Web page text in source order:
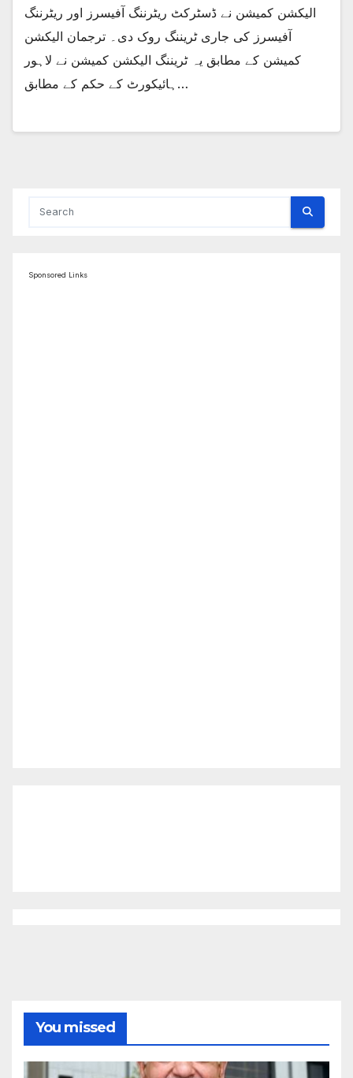
الیکشن کمیشن نے ڈسٹرکٹ ریٹرننگ آفیسرز اور ریٹرننگ
آفیسرز کی جاری ٹریننگ روک دی۔ ترجمان الیکشن
کمیشن کے مطابق یہ ٹریننگ الیکشن کمیشن نے لاہور
ہائیکورٹ کے حکم کے مطابق…
Sponsored Links
You missed